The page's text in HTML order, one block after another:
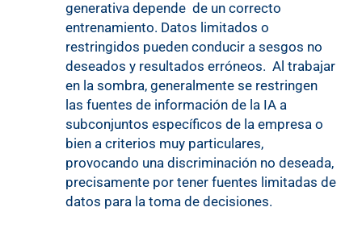
generativa depende de un correcto
entrenamiento. Datos limitados o
restringidos pueden conducir a sesgos no
deseados y resultados erróneos. Al trabajar
en la sombra, generalmente se restringen
las fuentes de información de la IA a
subconjuntos específicos de la empresa o
bien a criterios muy particulares,
provocando una discriminación no deseada,
precisamente por tener fuentes limitadas de
datos para la toma de decisiones.